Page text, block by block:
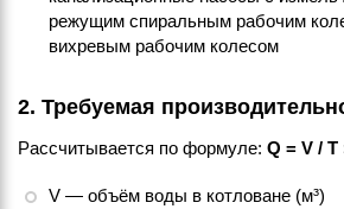
режущим спиральным рабочим
вихревым рабочим колесом
2. Требуемая
Рассчитывается по формуле: Q = V / T
V — объём воды в котловане (м³)